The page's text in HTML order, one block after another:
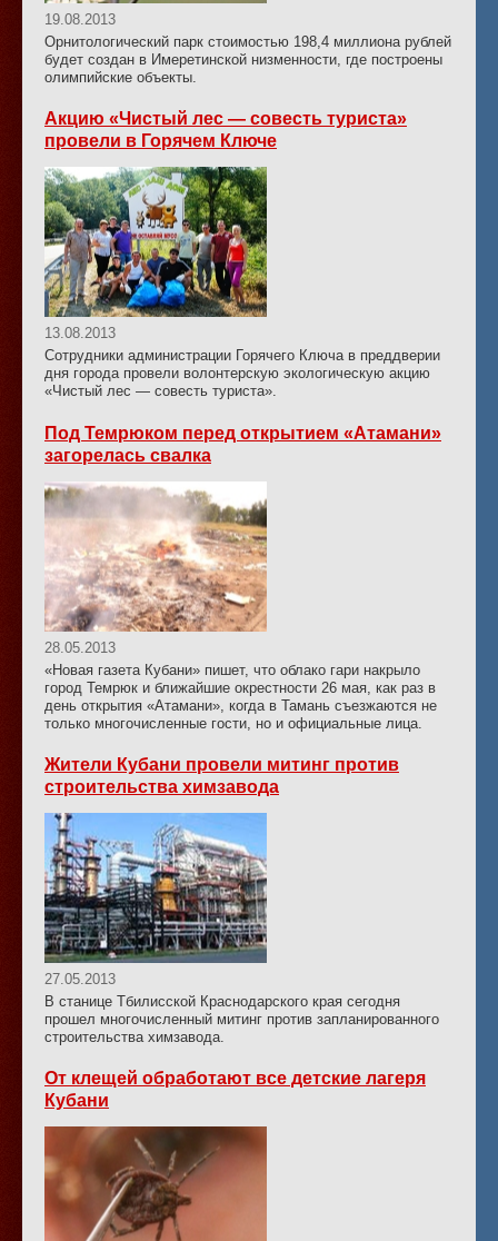
19.08.2013
Орнитологический парк стоимостью 198,4 миллиона рублей
будет создан в Имеретинской низменности, где построены
олимпийские объекты.
Акцию «Чистый лес — совесть туриста»
провели в Горячем Ключе
13.08.2013
Сотрудники администрации Горячего Ключа в преддверии
дня города провели волонтерскую экологическую акцию
«Чистый лес — совесть туриста».
Под Темрюком перед открытием «Атамани»
загорелась свалка
28.05.2013
«Новая газета Кубани» пишет, что облако гари накрыло
город Темрюк и ближайшие окрестности 26 мая, как раз в
день открытия «Атамани», когда в Тамань съезжаются не
только многочисленные гости, но и официальные лица.
Жители Кубани провели митинг против
строительства химзавода
27.05.2013
В станице Тбилисской Краснодарского края сегодня
прошел многочисленный митинг против запланированного
строительства химзавода.
От клещей обработают все детские лагеря
Кубани